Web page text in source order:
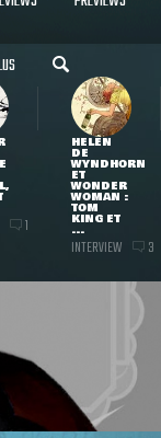
1
HELEN
DE
WYNDHORN
ET
WONDER
WOMAN :
TOM
KING ET
...
INTERVIEW 3